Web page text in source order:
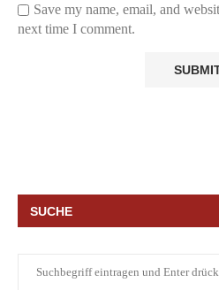
Save my name, email, and
next time I comment.
SUCHE